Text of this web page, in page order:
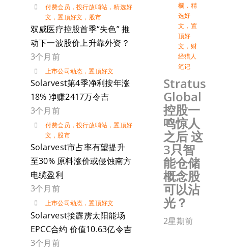
付费会员 ， 投行放哨站 ，精选好
文 ，置顶好文 ， 股市
双威医疗控股首季“失色” 推
动下一波股价上升靠外资？
3个月前
上市公司动态 ，置顶好文
Solarvest第4季净利按年涨
18% 净赚2417万令吉
3个月前
付费会员 ， 投行放哨站 ，置顶好
文 ， 股市
Solarvest市占率有望提升
至30% 原料涨价或侵蚀南方
电缆盈利
3个月前
上市公司动态 ，置顶好文
Solarvest接霹雳太阳能场
EPCC合约 价值10.63亿令吉
3个月前
欄 ， 精
选好
文 ， 置
顶好
文 ， 财
经猎人
笔记
Stratus
Global
控股一
鸣惊人
之后 这
3只智
能仓储
概念股
可以沾
光？
2星期前